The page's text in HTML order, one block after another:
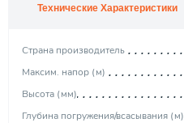
Технические Характеристики
Страна производитель
Максим. напор (м)
Высота (мм)
Глубина погружения/всасывания (м)